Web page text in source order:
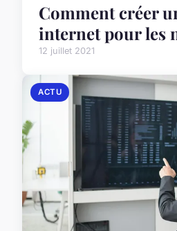
Comment créer
internet pour les
12 juillet 2021
ACTU